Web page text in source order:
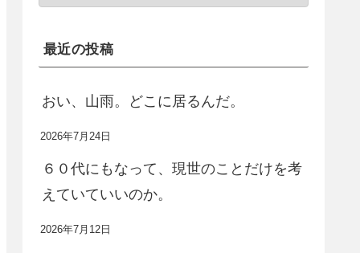
最近の投稿
おい、山雨。どこに居るんだ。
2026年7月24日
６０代にもなって、現世のことだけを考
えていていいのか。
2026年7月12日